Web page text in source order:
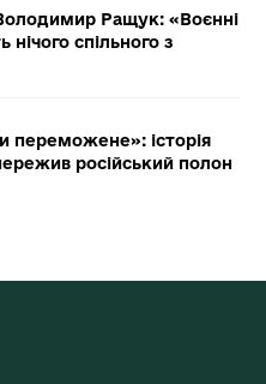
Ращук: «Воєнні
спільного з
переможене»: історія
російський полон